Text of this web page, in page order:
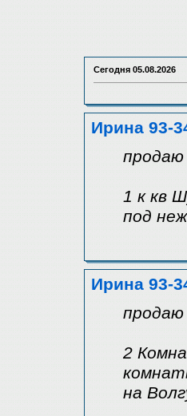
Сегодня 05.08.2026
Ирина 93-
продаю
1 к кв
под
Ирина 93-
продаю
2
на